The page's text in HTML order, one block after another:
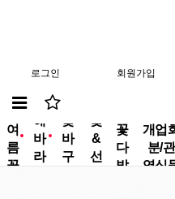
로그인 회원가입
new
여
름
꽃
new
해
바
라
꽃
바
구
꽃
&
선
꽃
다
발
개업
분/관
엽식